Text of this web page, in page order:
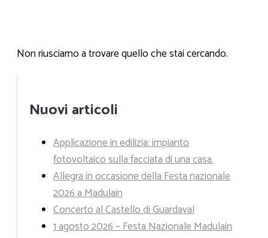
Non riusciamo a trovare quello che stai cercando.
Nuovi articoli
Applicazione in edilizia: impianto
fotovoltaico sulla facciata di una casa.
Allegra in occasione della Festa nazionale
2026 a Madulain
Concerto al Castello di Guardaval
1 agosto 2026 – Festa Nazionale Madulain